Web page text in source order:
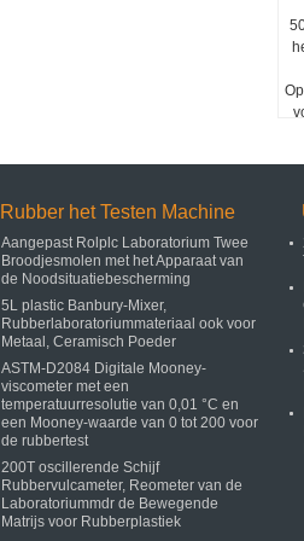
Rubber het Testen Machine
Aangepast Rolplc Laboratorium Twee
Broodjesmolen met het Apparaat van
de Noodsituatiebescherming
5L plastic Banbury-Mixer,
Rubberlaboratoriummateriaal ook voor
Metaal, Ceramisch Poeder
ASTM-D2084 Digitale Mooney-
viscometer met een
temperatuurresolutie van 0,01 °C en
een Mooney-waarde van 0 tot 200 voor
de rubbertest
200T oscillerende Schijf
Rubbervulcameter, Reometer van de
Laboratoriummdr de Bewegende
Matrijs voor Rubberplastiek